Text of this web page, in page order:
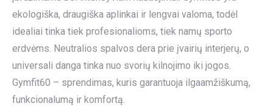
ekologiška, draugiška aplinkai ir lengvai valoma, todėl
idealiai tinka tiek profesionalioms, tiek namų sporto
erdvėms. Neutralios spalvos dera prie įvairių interjerų, o
universali danga tinka nuo svorių kilnojimo iki jogos.
Gymfit60 – sprendimas, kuris garantuoja ilgaamžiškumą,
funkcionalumą ir komfortą.